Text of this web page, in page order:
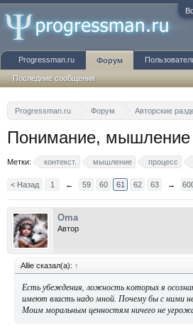
Progressman.ru Форум Авторские
Понимание, мышление
Метки: контекст. мышление процесс
< Назад 1 ← 59 60 61 62 63 →
Oma
Автор
Allie сказал(а): ↑
Есть убеждения, ложность которых я
имеют власть надо мной. Почему бы с ними
Моим моральным ценностям ничего не
Progressman.ru Форум
Последние сообщения